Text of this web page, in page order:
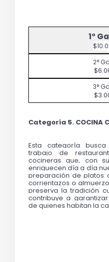
Categoría 5. COCINA
Esta categoría
trabajo de
cocineras que, con
enriquecen día a día
preparación de platos
corrientazos o
preserva la tradición
contribuye a
de quienes habitan la